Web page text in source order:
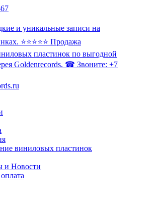
и уникальные записи на
⭐️⭐️⭐️⭐️⭐️ Продажа
пластинок по выгодной
Goldenrecords. ☎ Звоните: +7
виниловых пластинок
и Новости